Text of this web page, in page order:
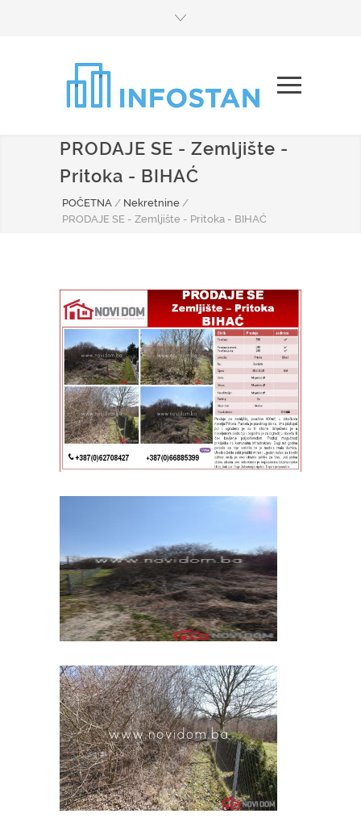
PRODAJE SE - Zemljište -
Pritoka - BIHAĆ
POČETNA / Nekretnine /
PRODAJE SE - Zemljište - Pritoka - BIHAĆ